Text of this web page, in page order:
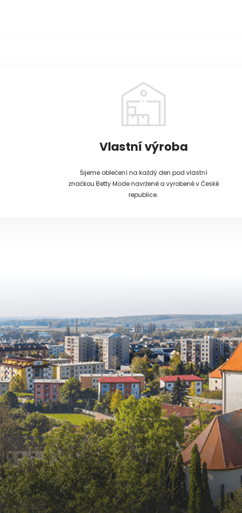
Vlastní výroba
Šijeme oblečení na každý den pod vlastní
značkou Betty Mode navržené a vyrobené v České
republice.